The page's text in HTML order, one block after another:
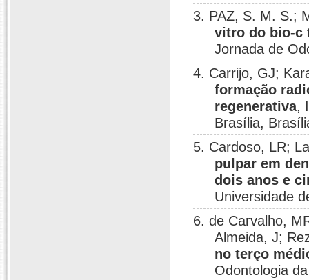
3. PAZ, S. M. S.;
vitro do bio-c
Jornada de
4. Carrijo, GJ;
formação
regenerativa,
Brasília,
5. Cardoso, LR;
pulpar em
dois anos e
Universidade
6. de Carvalho,
Almeida, J;
no terço
Odontologia